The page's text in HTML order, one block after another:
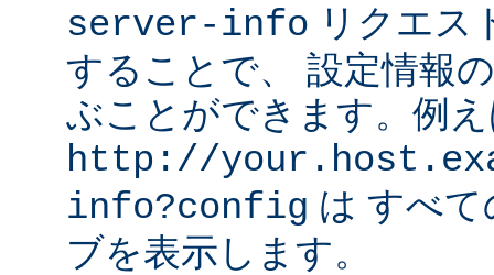
server-info リクエス
することで、 設定情報
ぶことができます。例
http://
info?config は すべ
ブを表示します。